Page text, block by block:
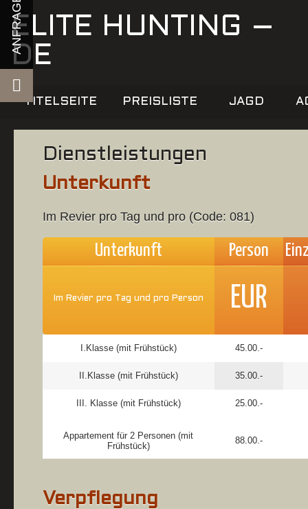
ELITE HUNTING –
DE
TITELSEITE PREISLISTE JAGD
Dienstleistungen
Unterkunft
Im Revier pro Tag und pro (Code: 081)
Unterkunft
Im Revier pro Tag und pro Person
I.Klasse (mit Frühstück)
II.Klasse (mit Frühstück)
III. Klasse (mit Frühstück)
Appartement für 2 Personen (mit
Frühstück)
Person
EUR
45.00.-
35.00.-
25.00.-
88.00.-
Verpflegung